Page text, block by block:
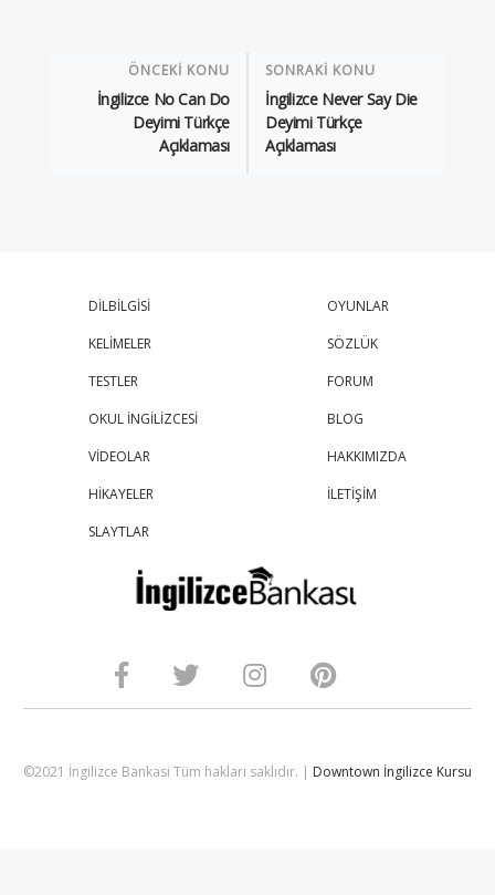
ÖNCEKİ KONU
İngilizce No Can Do
Deyimi Türkçe
Açıklaması
SONRAKİ KONU
İngilizce Never Say Die
Deyimi Türkçe
Açıklaması
DİLBİLGİSİ
KELİMELER
TESTLER
OKUL İNGİLİZCESİ
VİDEOLAR
HİKAYELER
SLAYTLAR
OYUNLAR
SÖZLÜK
FORUM
BLOG
HAKKIMIZDA
İLETİŞİM
©2021 İngilizce Bankasi Tüm hakları saklıdır. | Downtown İngilizce Kursu